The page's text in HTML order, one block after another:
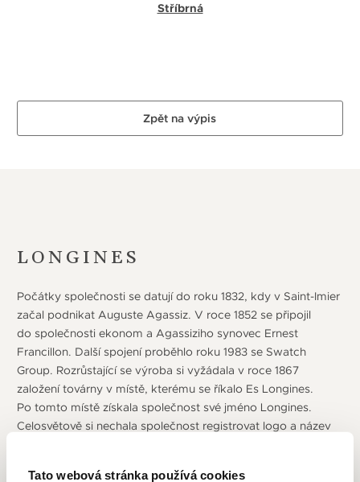
Tato webová stránka používá cookies
Stříbrná
Zpět na výpis
LONGINES
Počátky společnosti se datují do roku 1832, kdy v Saint-Imier
začal podnikat Auguste Agassiz. V roce 1852 se připojil
do společnosti ekonom a Agassiziho synovec Ernest
Francillon. Další spojení proběhlo roku 1983 se Swatch
Group. Rozrůstající se výroba si vyžádala v roce 1867
založení továrny v místě, kterému se říkalo Es Longines.
Po tomto místě získala společnost své jméno Longines.
Celosvětově si nechala společnost registrovat logo a název